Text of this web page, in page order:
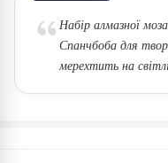
Набір алмазної
Спанчбоба для
мерехтить на